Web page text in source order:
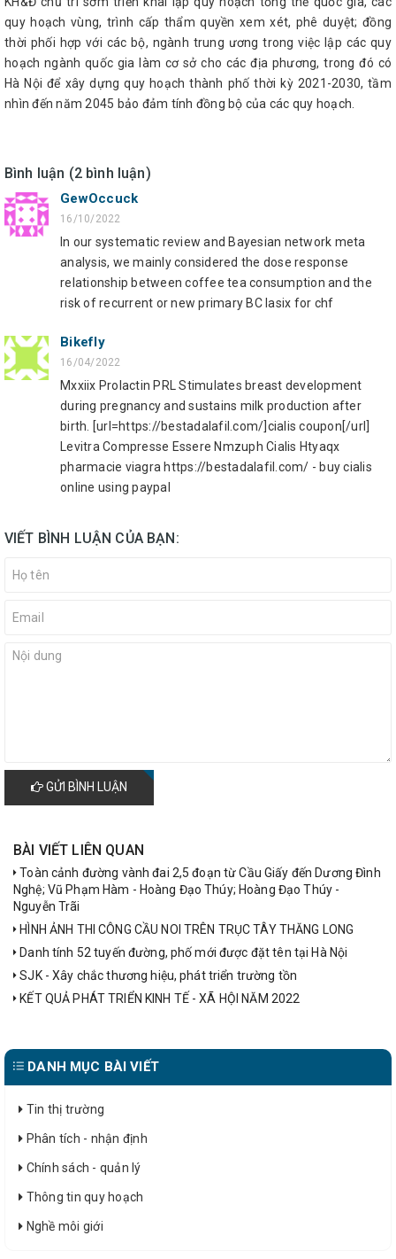
quy hoạch vùng, trình cấp thẩm quyền xem xét, phê duyệt; đồng
thời phối hợp với các bộ, ngành trung ương trong việc lập các quy
hoạch ngành quốc gia làm cơ sở cho các địa phương, trong đó có
Hà Nội để xây dựng quy hoạch thành phố thời kỳ 2021-2030, tầm
nhìn đến năm 2045 bảo đảm tính đồng bộ của các quy hoạch.
Bình luận (2 bình luận)
GewOccuck
16/10/2022
In our systematic review and Bayesian network meta
analysis, we mainly considered the dose response
relationship between coffee tea consumption and the
risk of recurrent or new primary BC lasix for chf
Bikefly
16/04/2022
Mxxiix Prolactin PRL Stimulates breast development
during pregnancy and sustains milk production after
birth. [url=https://bestadalafil.com/]cialis coupon[/url]
Levitra Compresse Essere Nmzuph Cialis Htyaqx
pharmacie viagra https://bestadalafil.com/ - buy cialis
online using paypal
VIẾT BÌNH LUẬN CỦA BẠN:
GỬI BÌNH LUẬN
BÀI VIẾT LIÊN QUAN
Toàn cảnh đường vành đai 2,5 đoạn từ Cầu Giấy đến Dương Đình
Nghệ; Vũ Phạm Hàm - Hoàng Đạo Thúy; Hoàng Đạo Thúy -
Nguyễn Trãi
HÌNH ẢNH THI CÔNG CẦU NOI TRÊN TRỤC TÂY THĂNG LONG
Danh tính 52 tuyến đường, phố mới được đặt tên tại Hà Nội
SJK - Xây chắc thương hiệu, phát triển trường tồn
KẾT QUẢ PHÁT TRIỂN KINH TẾ - XÃ HỘI NĂM 2022
DANH MỤC BÀI VIẾT
Tin thị trường
Phân tích - nhận định
Chính sách - quản lý
Thông tin quy hoạch
Nghề môi giới